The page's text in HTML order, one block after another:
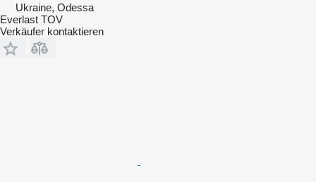
Ukraine, Odessa
Everlast TOV
Verkäufer kontaktieren